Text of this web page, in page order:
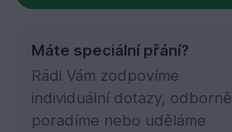
Máte speciální přání?
Rádi Vám zodpovíme
individuální dotazy, odborně
poradíme nebo uděláme